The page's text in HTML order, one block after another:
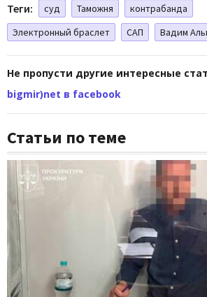
Теги: суд Таможня
контрабанда
Электронный браслет
САП Вадим
Не пропусти другие интересные
bigmir)net в facebook
Статьи по теме